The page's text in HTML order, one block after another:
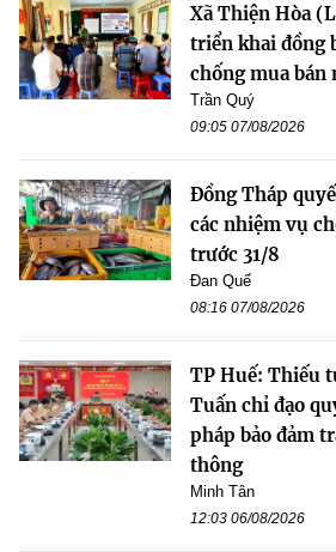
Xã Thiện Hòa
triển khai đồng
chống mua bán
Trần Quý
09:05 07/08/2026
Đồng Tháp
các nhiệm vụ
trước 31/8
Đan Quế
08:16 07/08/2026
TP Huế: Thiếu
Tuấn chỉ đạo
pháp bảo đảm
thông
Minh Tân
12:03 06/08/2026